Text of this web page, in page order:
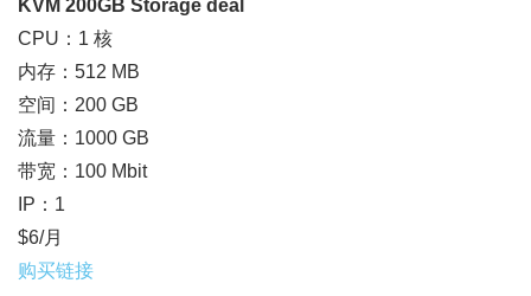
KVM 200GB Storage deal
CPU：1 核
内存：512 MB
空间：200 GB
流量：1000 GB
带宽：100 Mbit
IP：1
$6/月
购买链接